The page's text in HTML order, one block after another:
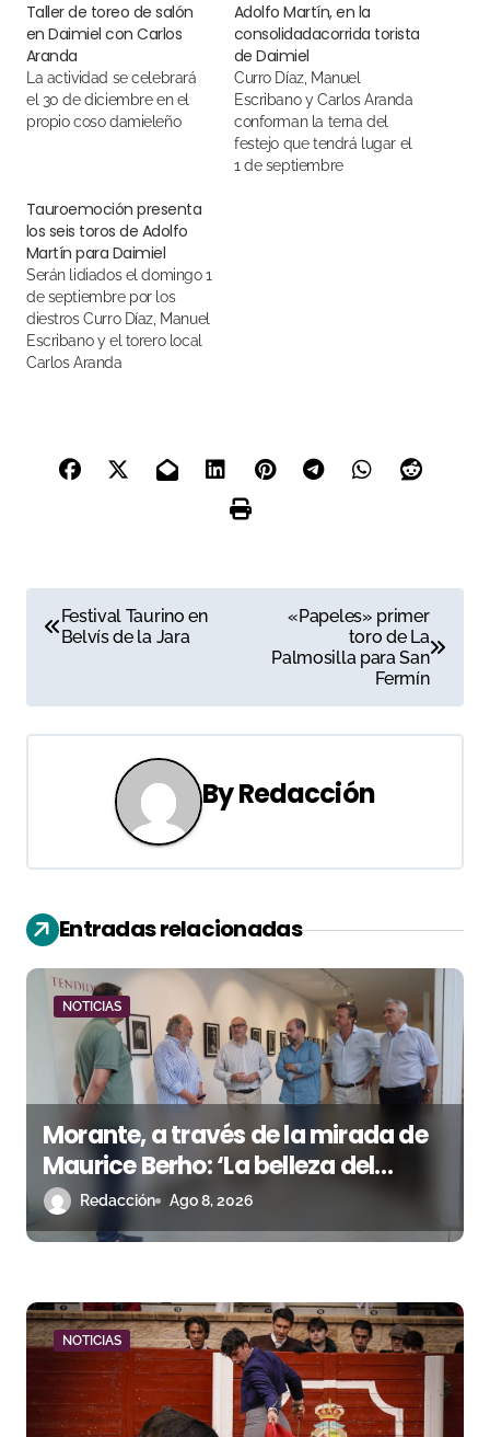
Taller de toreo de salón
en Daimiel con Carlos
Aranda
el 30 de diciembre en el
propio coso damieleño
Adolfo Martín, en la
consolidadacorrida torista
de Daimiel
Curro Díaz, Manuel
Escribano y Carlos Aranda
conforman la terna del
festejo que tendrá lugar el
1 de septiembre
Tauroemoción presenta
los seis toros de Adolfo
Martín para Daimiel
Serán lidiados el domingo 1
de septiembre por los
diestros Curro Díaz, Manuel
Escribano y el torero local
Carlos Aranda
N
v
e
c
i
ó
e
e
n
t
a
a
Festival Taurino en
Belvís de la Jara
«Papeles» primer
toro de La
Palmosilla para San
Fermín
ByRedacción
Entradas relacionadas
NOTICIAS
Morante, a través de la mirada de
Maurice Berho: ‘La belleza del
misterio’ llega a La Malagueta
Redacción Ago 8, 2026
NOTICIAS